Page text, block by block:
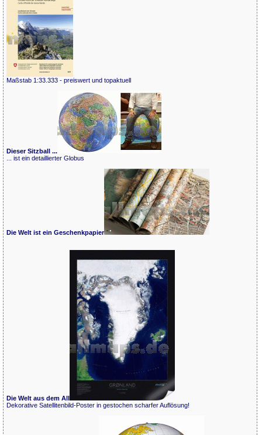
Maßstab 1:33.333 - preiswert und topaktuell
Dieser Sitzball ...
... ist ein detaillierter Globus
Die Welt ist ein Geschenkpapier
Die Welt aus dem All
Dekorative Satellitenbild-Poster in gestochen scharfer Auflösung!